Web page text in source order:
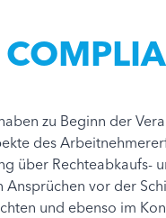
zu Beginn der
des
über Rechteabkaufs-
Ansprüchen vor der
und ebenso im